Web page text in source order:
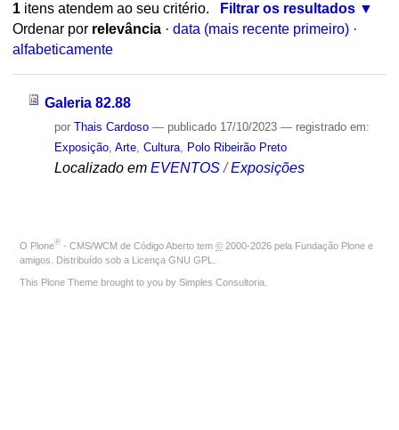
1itens atendem ao seu critério.
Filtrar os resultados
Ordenar por relevância · data (mais recente primeiro) ·
alfabeticamente
Galeria 82.88
por Thais Cardoso — publicado17/10/2023 — registrado em:
Exposição, Arte, Cultura, Polo Ribeirão Preto
Localizado em EVENTOS /Exposições
O Plone® - CMS/WCM de Código Aberto tem © 2000-2026 pela Fundação Plone e
amigos. Distribuído sob a Licença GNU GPL
This Plone Theme brought to you by Simples Consultoria